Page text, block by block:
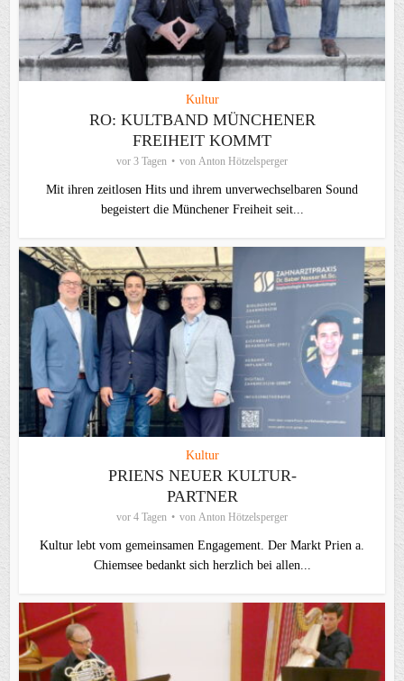
Kultur
RO: KULTBAND MÜNCHENER
FREIHEIT KOMMT
vor 3 Tagen von Anton Hötzelsperger
Mit ihren zeitlosen Hits und ihrem unverwechselbaren Sound
begeistert die Münchener Freiheit seit...
Kultur
PRIENS NEUER KULTUR-
PARTNER
vor 4 Tagen von Anton Hötzelsperger
Kultur lebt vom gemeinsamen Engagement. Der Markt Prien a.
Chiemsee bedankt sich herzlich bei allen...